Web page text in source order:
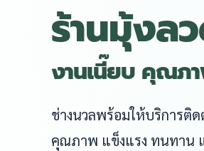
ร้านมุ้งล
งานเนี๊ยบ คุณภ
ช่างนวลพร้อมให้บริการติ
คุณภาพ แข็งแรง ทนทาน